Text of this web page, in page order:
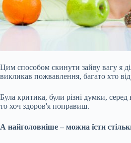
Цим способом скинути зайву вагу я
викликав пожвавлення, багато хто
Була критика, були різні думки, серед
то хоч здоров'я поправиш.
А найголовніше – можна їсти